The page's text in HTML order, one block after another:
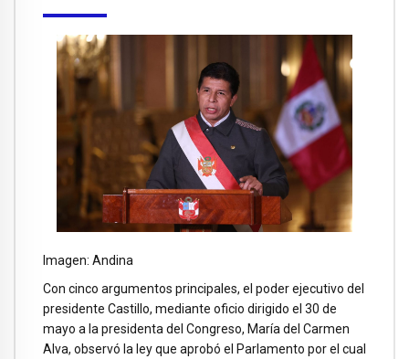
Imagen: Andina
Con cinco argumentos principales, el poder ejecutivo del
presidente Castillo, mediante oficio dirigido el 30 de
mayo a la presidenta del Congreso, María del Carmen
Alva, observó la ley que aprobó el Parlamento por el cual